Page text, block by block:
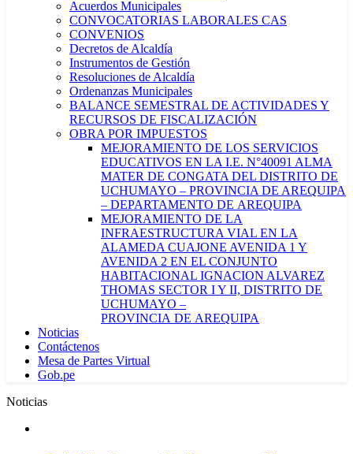
Acuerdos Municipales
CONVOCATORIAS LABORALES CAS
CONVENIOS
Decretos de Alcaldía
Instrumentos de Gestión
Resoluciones de Alcaldía
Ordenanzas Municipales
BALANCE SEMESTRAL DE ACTIVIDADES Y
RECURSOS DE FISCALIZACIÓN
OBRA POR IMPUESTOS
MEJORAMIENTO DE LOS SERVICIOS
EDUCATIVOS EN LA I.E. N°40091 ALMA
MATER DE CONGATA DEL DISTRITO DE
UCHUMAYO – PROVINCIA DE AREQUIPA
– DEPARTAMENTO DE AREQUIPA
MEJORAMIENTO DE LA
INFRAESTRUCTURA VIAL EN LA
ALAMEDA CUAJONE AVENIDA 1 Y
AVENIDA 2 EN EL CONJUNTO
HABITACIONAL IGNACION ALVAREZ
THOMAS SECTOR I Y II, DISTRITO DE
UCHUMAYO –
PROVINCIA DE AREQUIPA
Noticias
Contáctenos
Mesa de Partes Virtual
Gob.pe
Noticias